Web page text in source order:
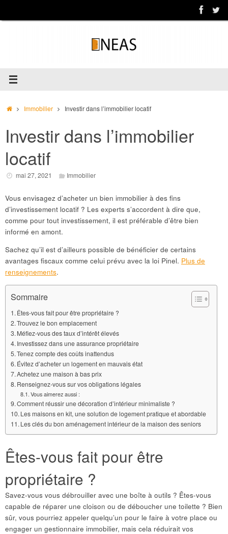
AccueilImmobilier Investir dans l’immobilier locatif
Investir dans l’immobilier
locatif
mai 27, 2021 Immobilier
Vous envisagez d’acheter un bien immobilier à des fins
d’investissement locatif ? Les experts s’accordent à dire que,
comme pour tout investissement, il est préférable d’être bien
informé en amont.
Sachez qu’il est d’ailleurs possible de bénéficier de certains
avantages fiscaux comme celui prévu avec la loi Pinel. Plus de
renseignements.
Sommaire
Êtes-vous fait pour être propriétaire ?
Trouvez le bon emplacement
Méfiez-vous des taux d’intérêt élevés
Investissez dans une assurance propriétaire
Tenez compte des coûts inattendus
Évitez d’acheter un logement en mauvais état
Achetez une maison à bas prix
Renseignez-vous sur vos obligations légales
Vous aimerez aussi :
Comment réussir une décoration d’intérieur minimaliste ?
Les maisons en kit, une solution de logement pratique et abordable
Les clés du bon aménagement intérieur de la maison des seniors
Êtes-vous fait pour être
propriétaire ?
Savez-vous vous débrouiller avec une boîte à outils ? Êtes-vous
capable de réparer une cloison ou de déboucher une toilette ? Bien
sûr, vous pourriez appeler quelqu’un pour le faire à votre place ou
engager un gestionnaire immobilier, mais cela réduirait vos